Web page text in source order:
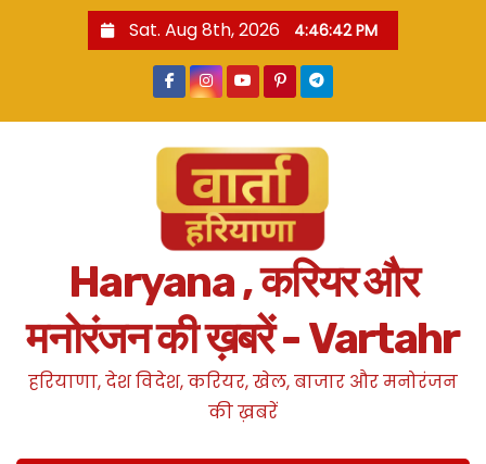
Sat. Aug 8th, 2026 4:46:44 PM
Haryana , करियर और
मनोरंजन की ख़बरें - Vartahr
हरियाणा, देश विदेश, करियर, खेल, बाजार और मनोरंजन
की ख़बरें